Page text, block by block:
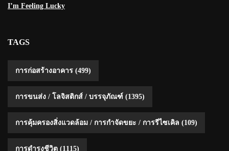
I’m Feeling Lucky
TAGS
การก่อสร้างอาคาร (499)
การขนส่ง / โลจิสติกส์ / บรรจุภัณฑ์ (1395)
การคุ้มครองสิ่งแวดล้อม / การกำจัดขยะ / การรีไซเคิล (109)
การดำรงชีวิต (1115)